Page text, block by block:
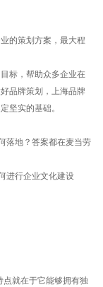
的策划方案，最大程
标，帮助众多企业在
品牌策划，上海品牌
坚实的基础。
落地？答案都在麦当劳
进行企业文化建设
点就在于它能够拥有独